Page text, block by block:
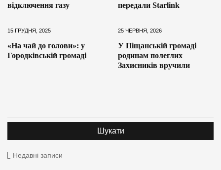
відключення газу
передали Starlink
15 ГРУДНЯ, 2025
«На чай до голови»: у
Городківській громаді
25 ЧЕРВНЯ, 2026
У Піщанській громаді
родинам полеглих
Захисників вручили
Недавні записи